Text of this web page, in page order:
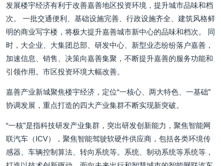
发展楼宇经济有利于改善嘉善地区投资环境，提升城市品味和档
次。 一批交通便利、基础设施完善、行政设施齐全、建筑风格鲜
明的商业写字楼，将极大提升嘉善城市新中心的品味和档次。 同
时，大企业、大集团总部、研发中心、新型业态纷纷落户嘉善，
加速信息、销售、决策向嘉善集聚，不断提升嘉善的服务功能和
引领作用。市区投资环境大幅改善。
嘉善产业新城聚焦楼宇经济，定位“一核心、两大特色、一基础”
协调发展，重点打造的四大产业集群不断实现新突破。
“一核”是指科技研发产业集群，突出研发创新能力，聚焦智能网
联汽车（ICV），聚焦智能驾驶软硬件供应商，包括各类环境传
感器、车辆控制算法、转向系统等。系统、制动系统等系统等，